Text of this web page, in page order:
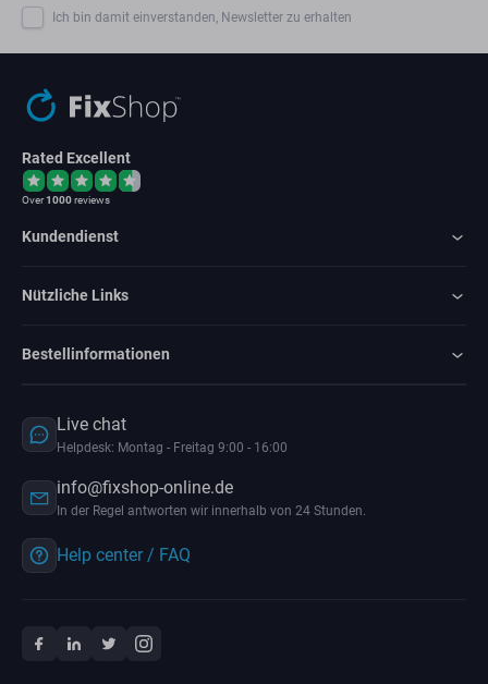
Ich bin damit einverstanden, Newsletter zu erhalten
Rated Excellent
Over1000reviews
Kundendienst
Nützliche Links
Bestellinformationen
Live chat
Helpdesk: Montag - Freitag 9:00 - 16:00
info@fixshop-online.de
In der Regel antworten wir innerhalb von 24 Stunden.
Help center / FAQ